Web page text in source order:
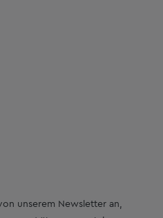
unserem Newsletter an,